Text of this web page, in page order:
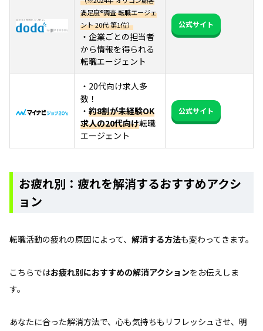
満足度®調査 転職エージェ
ント 20代 第1位）
・企業ごとの担当者
から情報を得られる
転職エージェント
公式サイト
・20代向け求人多
数！
・ 約8割が未経験OK
求人の20代向け転職
エージェント
公式サイト
お疲れ別：疲れを解消するおすすめアクシ
ョン
転職活動の疲れの原因によって、 解消する方法も変わってきます。
こちらではお疲れ別におすすめの解消アクションをお伝えしま
す。
あなたに合った解消方法で、心も気持ちもリフレッシュさせ、明